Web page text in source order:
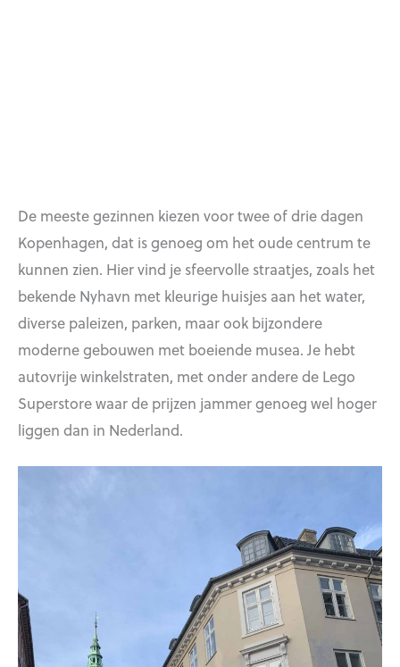
De meeste gezinnen kiezen voor twee of drie dagen
Kopenhagen, dat is genoeg om het oude centrum te
kunnen zien. Hier vind je sfeervolle straatjes, zoals het
bekende Nyhavn met kleurige huisjes aan het water,
diverse paleizen, parken, maar ook bijzondere
moderne gebouwen met boeiende musea. Je hebt
autovrije winkelstraten, met onder andere de Lego
Superstore waar de prijzen jammer genoeg wel hoger
liggen dan in Nederland.